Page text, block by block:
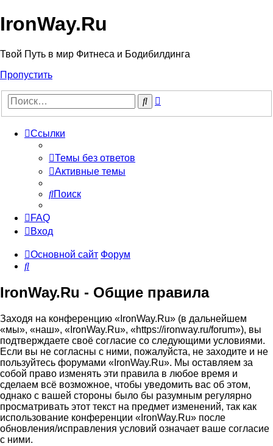
IronWay.Ru
Твой Путь в мир Фитнеса и Бодибилдинга
Пропустить
Поиск
Ссылки
Темы без ответов
Активные темы
Поиск
FAQ
Вход
Основной сайт Форум
Поиск
IronWay.Ru - Общие правила
Заходя на конференцию «IronWay.Ru» (в дальнейшем
«мы», «наш», «IronWay.Ru», «https://ironway.ru/forum»), вы
подтверждаете своё согласие со следующими условиями.
Если вы не согласны с ними, пожалуйста, не заходите и не
пользуйтесь форумами «IronWay.Ru». Мы оставляем за
собой право изменять эти правила в любое время и
сделаем всё возможное, чтобы уведомить вас об этом,
однако с вашей стороны было бы разумным регулярно
просматривать этот текст на предмет изменений, так как
использование конференции «IronWay.Ru» после
обновления/исправления условий означает ваше согласие
с ними.